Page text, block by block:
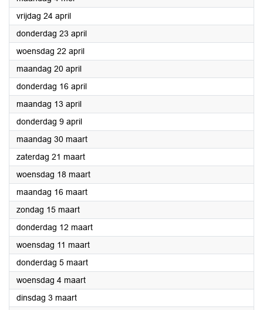
vrijdag 24 april2026
donderdag 23 april2026
woensdag 22 april2026
maandag 20 april2026
donderdag 16 april2026
maandag 13 april2026
donderdag 9 april2026
maandag 30 maart2026
zaterdag 21 maart2026
woensdag 18 maart2026
maandag 16 maart2026
zondag 15 maart2026
donderdag 12 maart2026
woensdag 11 maart2026
donderdag 5 maart2026
woensdag 4 maart2026
dinsdag 3 maart2026